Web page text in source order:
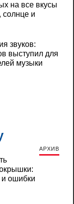
на все вкусы
солнце и
звуков:
выступил для
музыки
АРХИВ
и ошибки